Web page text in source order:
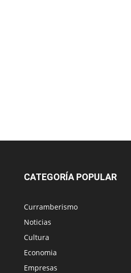
CATEGORÍA POPULAR
Curramberismo
Noticias
Cultura
Economia
Empresas